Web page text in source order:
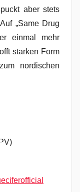
aber stets
„Same Drug
einmal mehr
starken Form
nordischen